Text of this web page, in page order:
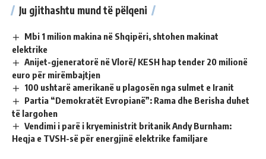
Ju gjithashtu mund të pëlqeni
Mbi 1 milion makina në Shqipëri, shtohen makinat
elektrike
Anijet-gjeneratorë në Vlorë/ KESH hap tender 20 milionë
euro për mirëmbajtjen
100 ushtarë amerikanë u plagosën nga sulmet e Iranit
Partia “Demokratët Evropianë”: Rama dhe Berisha duhet
të largohen
Vendimi i parë i kryeministrit britanik Andy Burnham:
Heqja e TVSH-së për energjinë elektrike familjare